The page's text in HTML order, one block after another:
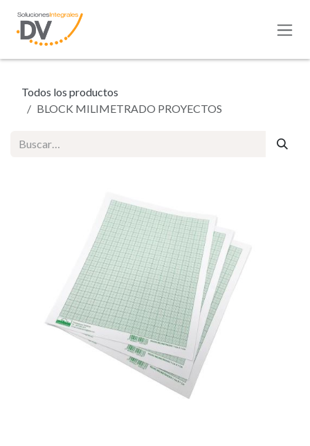
Todos los productos
BLOCK MILIMETRADO PROYECTOS